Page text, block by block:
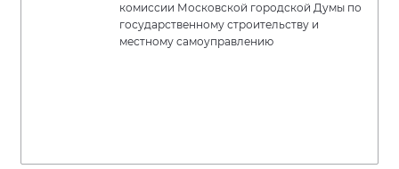
комиссии Московской городской Думы по
государственному строительству и
местному самоуправлению